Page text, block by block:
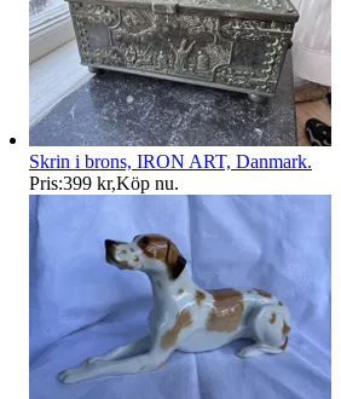
Skrin i brons, IRON ART, Danmark.
Pris:399 kr,Köp nu.